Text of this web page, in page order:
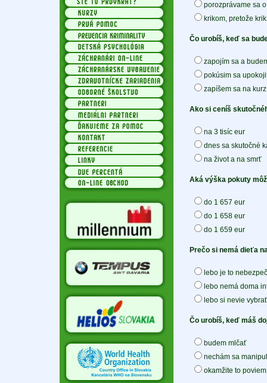
porozprávame sa
krikom, pretože
Čo urobíš, keď sa
zapojím sa a
pokúsim sa
zapíšem sa na
Ako si ceníš
na 3 tisíc eur
dnes sa skutočné
na život a na smrť
Aká výška pokuty
do 1 657 eur
do 1 658 eur
do 1 659 eur
Prečo si nemá dieťa
lebo je to
lebo nemá doma
lebo si nevie
Čo urobíš, keď máš
budem mlčať
nechám sa
okamžite to